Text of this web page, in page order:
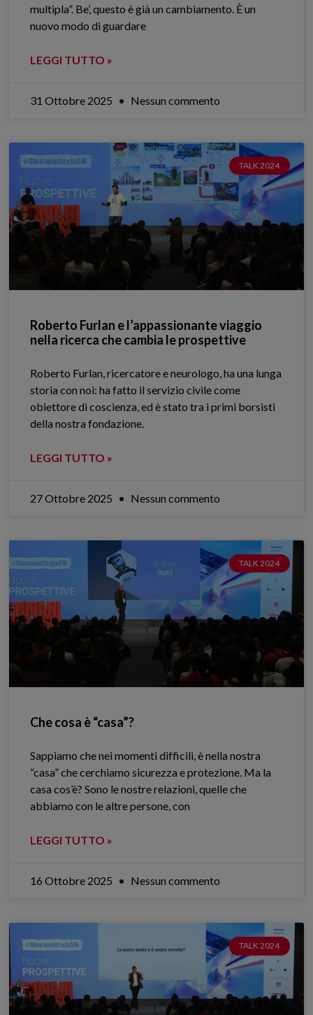
multipla”. Be’, questo è già un cambiamento. È un
nuovo modo di guardare
LEGGI TUTTO »
31 Ottobre 2025 Nessun commento
TALK 2024
Roberto Furlan e l’appassionante viaggio
nella ricerca che cambia le prospettive
Roberto Furlan, ricercatore e neurologo, ha una lunga
storia con noi: ha fatto il servizio civile come
obiettore di coscienza, ed è stato tra i primi borsisti
della nostra fondazione.
LEGGI TUTTO »
27 Ottobre 2025 Nessun commento
TALK 2024
Che cosa è “casa”?
Sappiamo che nei momenti difficili, è nella nostra
“casa” che cerchiamo sicurezza e protezione. Ma la
casa cos’è? Sono le nostre relazioni, quelle che
abbiamo con le altre persone, con
LEGGI TUTTO »
16 Ottobre 2025 Nessun commento
TALK 2024